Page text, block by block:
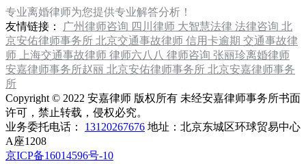
专业离婚律师为您提供专业解答分析！
友情链接：
广州律师咨询 四川律师 大智慧法律 法律咨询 北
京安佑律师事务所 北京交通事故律师 信用卡逾期 交通事故律
师
上海交通事故律师 律师六八八 律师咨询 张丽珍离婚律师
安嘉律师事务所赵丽 北京安佑律师事务所 北京安嘉律师事务
所
Copyright © 2022 安嘉律师 版权所有 未经安嘉律师事务所书面
许可，禁止转载，侵权必究。
业务委托电话： 13120267676 地址：北京东城区环球贸易中心
A座1208
京ICP备16014596号-10